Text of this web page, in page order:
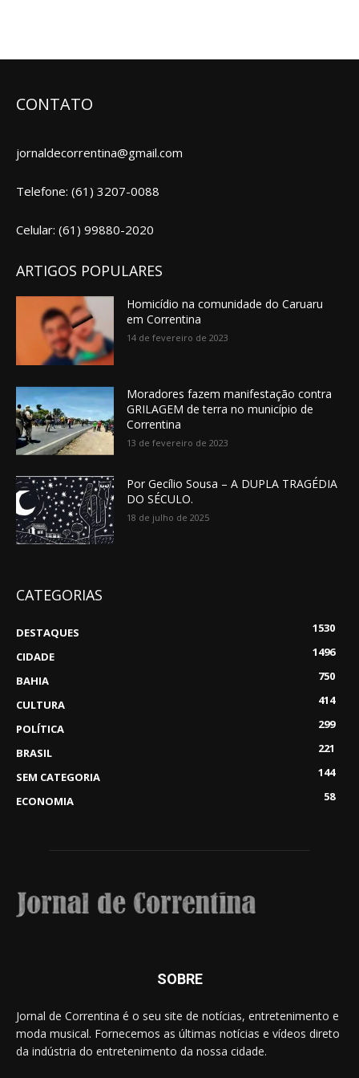
CONTATO
jornaldecorrentina@gmail.com
Telefone: (61) 3207-0088
Celular: (61) 99880-2020
ARTIGOS POPULARES
Homicídio na comunidade do Caruaru
em Correntina
14 de fevereiro de 2023
Moradores fazem manifestação contra
GRILAGEM de terra no município de
Correntina
13 de fevereiro de 2023
Por Gecílio Sousa – A DUPLA TRAGÉDIA
DO SÉCULO.
18 de julho de 2025
CATEGORIAS
DESTAQUES
1530
CIDADE
1496
BAHIA
750
CULTURA
414
POLÍTICA
299
BRASIL
221
SEM CATEGORIA
144
ECONOMIA
58
SOBRE
Jornal de Correntina é o seu site de notícias, entretenimento e
moda musical. Fornecemos as últimas notícias e vídeos direto
da indústria do entretenimento da nossa cidade.